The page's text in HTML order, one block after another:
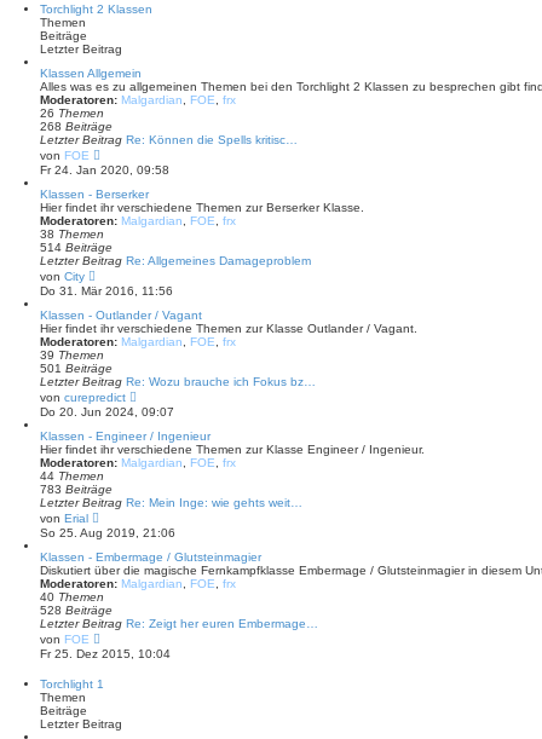
as
r
B
e
i
t
r
a
g
Torchlight 2 Klassen
Themen
Beiträge
Letzter Beitrag
Klassen Allgemein
Alles was es zu allgemeinen Themen bei den Torchlight 2 Klassen zu besprechen gibt
Moderatoren: Malgardian FOE
frx
26 Themen
268 Beiträge
Letzter Beitrag Re: Können die Spells kritisc…
von FOE
e
u
e
s
t
e
r
B
t
r
a
g
Fr 24. Jan 2020, 09:58
Klassen - Berserker
Hier findet ihr verschiedene Themen zur Berserker Klasse.
Moderatoren: Malgardian FOE
frx
38 Themen
514 Beiträge
Letzter Beitrag Re: Allgemeines Damageproblem
von City
e
u
e
s
t
e
r
B
i
t
r
a
g
Do 31. Mär 2016, 11:56
Klassen - Outlander / Vagant
Hier findet ihr verschiedene Themen zur Klasse Outlander / Vagant.
Moderatoren: Malgardian FOE
frx
39 Themen
501 Beiträge
Letzter Beitrag Re: Wozu brauche ich Fokus bz…
von curepredict
e
u
e
s
t
e
B
t
r
a
g
Do 20. Jun 2024, 09:07
Klassen - Engineer / Ingenieur
Hier findet ihr verschiedene Themen zur Klasse Engineer / Ingenieur.
Moderatoren: Malgardian FOE
frx
44 Themen
783 Beiträge
Letzter Beitrag Re: Mein Inge: wie gehts weit…
von Erial
u
e
s
t
e
r
B
e
i
a
So 25. Aug 2019, 21:06
Klassen - Embermage / Glutsteinmagier
Diskutiert über die magische Fernkampfklasse Embermage / Glutsteinmagier in diesem
Moderatoren: Malgardian FOE
frx
40 Themen
528 Beiträge
Letzter Beitrag Re: Zeigt her euren Embermage…
von FOE
e
u
s
r
Fr 25. Dez 2015, 10:04
Torchlight 1
Themen
Beiträge
Letzter Beitrag